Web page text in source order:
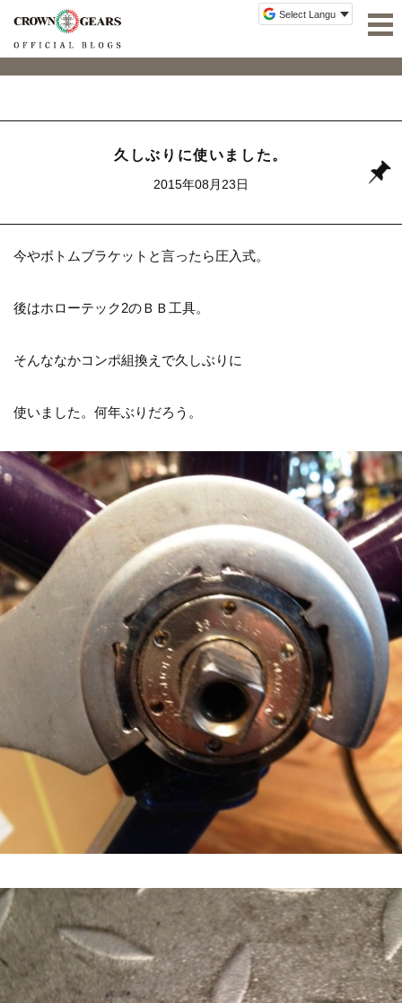
久しぶりに使いました。
2015年08月23日
今やボトムブラケットと言ったら圧入式。
後はホローテック2のＢＢ工具。
そんななかコンポ組換えで久しぶりに
使いました。何年ぶりだろう。